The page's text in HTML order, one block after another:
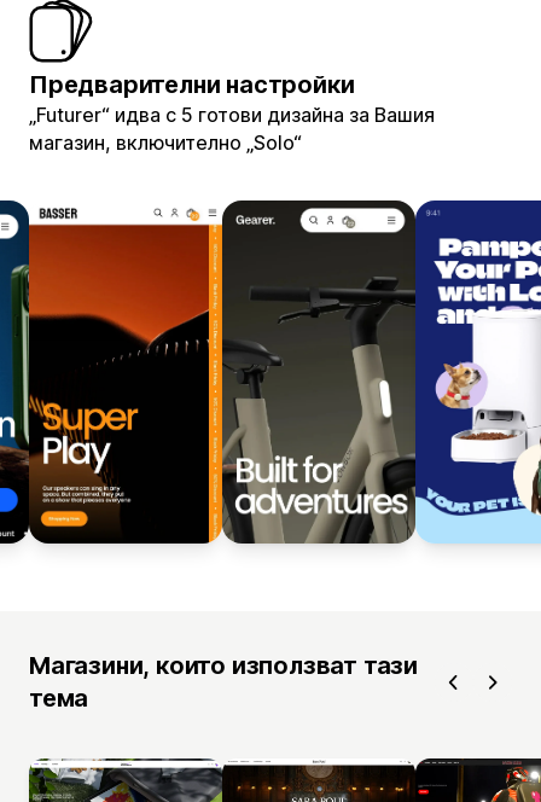
Предварителни настройки
„Futurer“ идва с 5 готови дизайна за Вашия
магазин, включително „Solo“
Магазини, които използват тази
тема